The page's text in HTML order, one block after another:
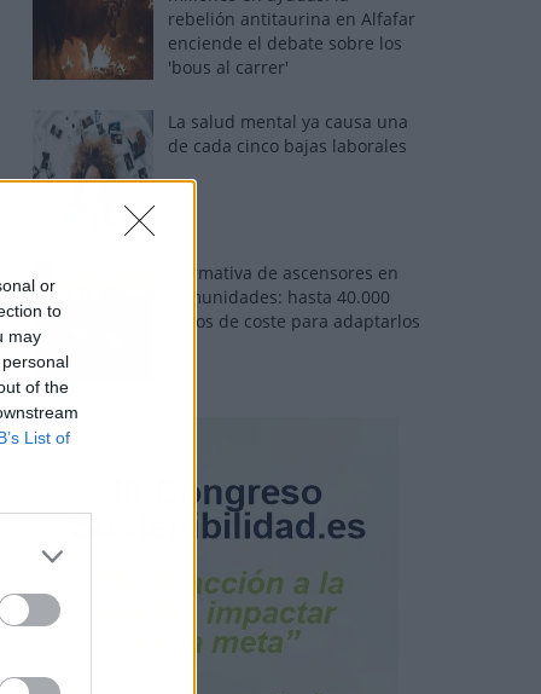
or
to
may
of the
List of
rebelión antitaurina en Alfafar
enciende el debate sobre los
'bous al carrer'
La salud mental ya causa una
de cada cinco bajas laborales
Normativa de ascensores en
comunidades: hasta 40.000
euros de coste para adaptarlos